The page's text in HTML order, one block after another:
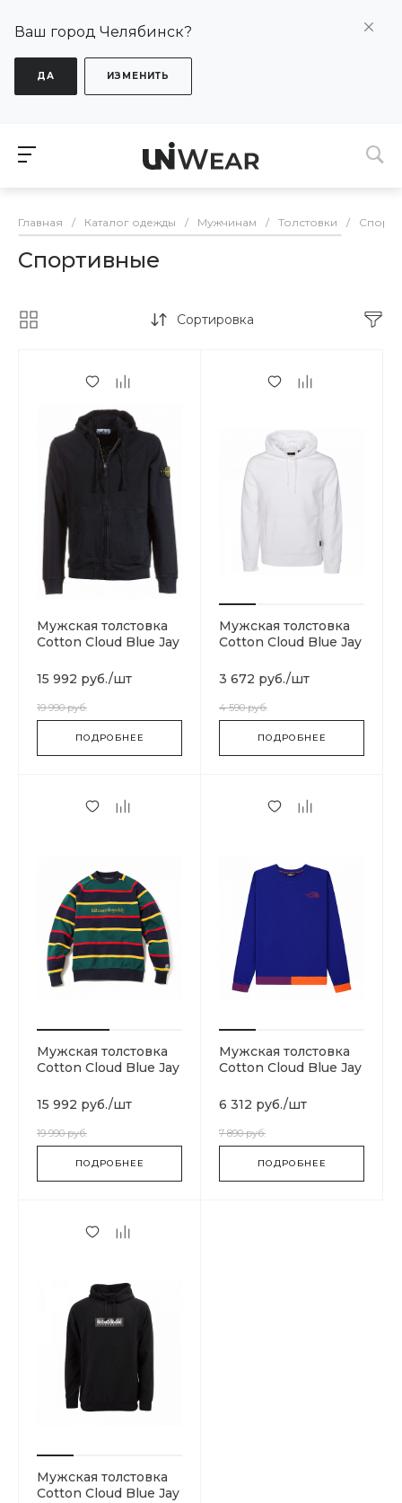
Ваш город Челябинск?
ДА ИЗМЕНИТЬ
Главная / Каталог одежды / Мужчинам / Толстовки /
Спортивные
Сортировка
Мужская толстовка
Cotton Cloud Blue Jay
701562851.V0029
15 992 руб./шт
19 990 руб.
ПОДРОБНЕЕ
Мужская толстовка
Cotton Cloud Blue Jay
3 672 руб./шт
4 590 руб.
ПОДРОБНЕЕ
Мужская толстовка
Cotton Cloud Blue Jay
BLUE
15 992 руб./шт
19 990 руб.
ПОДРОБНЕЕ
Мужская толстовка
Cotton Cloud Blue Jay
6 312 руб./шт
7 890 руб.
ПОДРОБНЕЕ
Мужская толстовка
Cotton Cloud Blue Jay